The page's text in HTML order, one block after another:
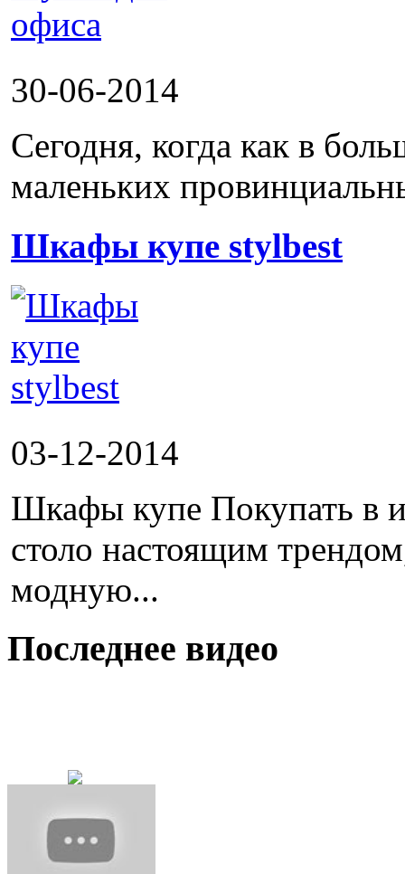
30-06-2014
Сегодня, когда как в
маленьких
Шкафы купе stylbest
03-12-2014
Шкафы купе Покупать в
столо настоящим
модную...
Последнее видео